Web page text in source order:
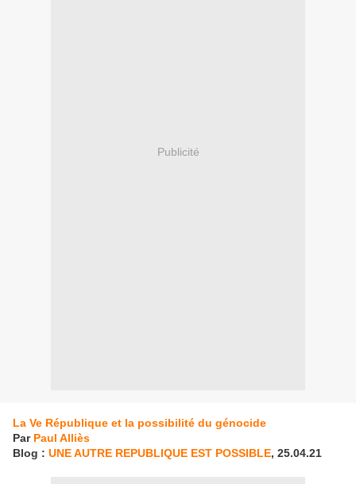
Publicité
La Ve République et la possibilité du génocide
Par Paul Alliès
Blog : UNE AUTRE REPUBLIQUE EST POSSIBLE, 25.04.21